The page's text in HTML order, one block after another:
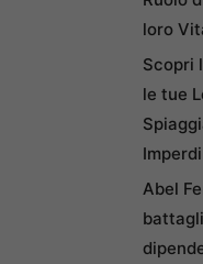
loro
Scopri
le tue
Abel